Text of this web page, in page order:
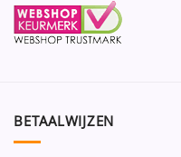
BETAALWIJZEN